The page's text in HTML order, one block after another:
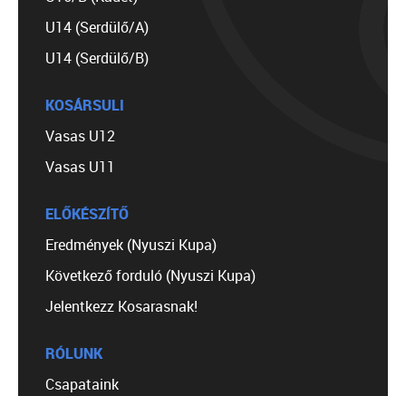
U14 (Serdülő/A)
U14 (Serdülő/B)
KOSÁRSULI
Vasas U12
Vasas U11
ELŐKÉSZÍTŐ
Eredmények (Nyuszi Kupa)
Következő forduló (Nyuszi Kupa)
Jelentkezz Kosarasnak!
RÓLUNK
Csapataink